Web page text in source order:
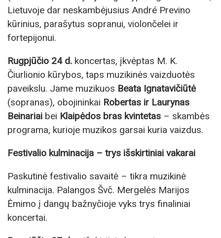
Lietuvoje dar neskambėjusius André Previno
kūrinius, parašytus sopranui, violončelei ir
fortepijonui.
Rugpjūčio 24 d. koncertas, įkvėptas M. K.
Čiurlionio kūrybos, taps muzikinės vaizduotės
paveikslu. Jame muzikuos Beata Ignatavičiūtė
(sopranas), obojininkai Robertas ir Laurynas
Beinariai bei Klaipėdos bras kvintetas – skambės
programa, kurioje muzikos garsai kuria vaizdus.
Festivalio kulminacija – trys išskirtiniai vakarai
Paskutinė festivalio savaitė – tikra muzikinė
kulminacija. Palangos Švč. Mergelės Marijos
Ėmimo į dangų bažnyčioje vyks trys finaliniai
koncertai.